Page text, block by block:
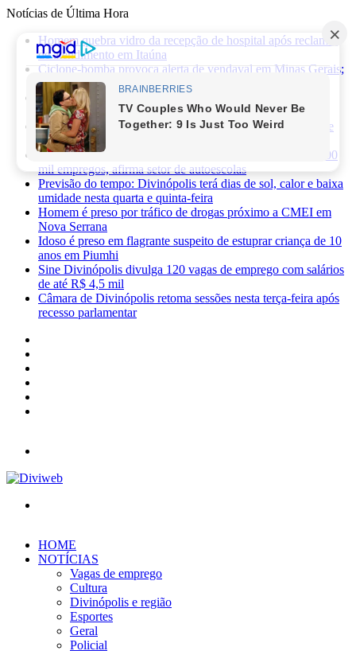
Notícias de Última Hora
Homem quebra vidro da recepção de hospital após reclamar
de atendimento em Itaúna
Ciclone-bomba provoca alerta de vendaval em Minas Gerais;
veja os impactos previstos para Divinópolis
Homem morre após sofrer choque elétrico e cair de oito
metros durante manutenção em academia
PRF apreende 75 mil maços de cigarros contrabandeados e
prende motorista na BR-262
Novas regras da CNH já provocaram perda de cerca de 100
mil empregos, afirma setor de autoescolas
Previsão do tempo: Divinópolis terá dias de sol, calor e baixa
umidade nesta quarta e quinta-feira
Homem é preso por tráfico de drogas próximo a CMEI em
Nova Serrana
Idoso é preso em flagrante suspeito de estuprar criança de 10
anos em Piumhi
Sine Divinópolis divulga 120 vagas de emprego com salários
de até R$ 4,5 mil
Câmara de Divinópolis retoma sessões nesta terça-feira após
recesso parlamentar
HOME
NOTÍCIAS
Vagas de emprego
Cultura
Divinópolis e região
Esportes
Geral
Policial